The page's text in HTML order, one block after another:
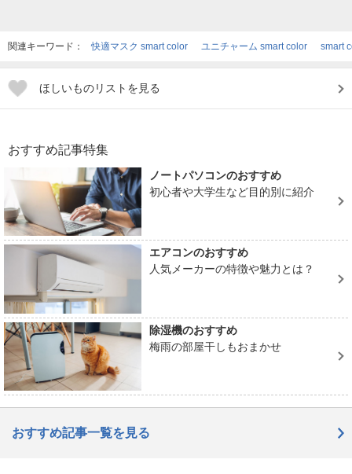
関連キーワード： 快適マスク smart color ユニチャーム smart color smart
ほしいものリストを見る
おすすめ記事特集
ノートパソコンのおすすめ
初心者や大学生など目的別に紹介
エアコンのおすすめ
人気メーカーの特徴や魅力とは？
除湿機のおすすめ
梅雨の部屋干しもおまかせ
おすすめ記事一覧を見る